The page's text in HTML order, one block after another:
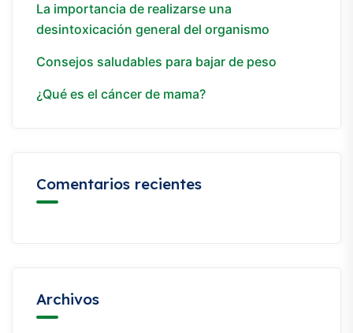
La importancia de realizarse una
desintoxicación general del organismo
Consejos saludables para bajar de peso
¿Qué es el cáncer de mama?
Comentarios recientes
Archivos